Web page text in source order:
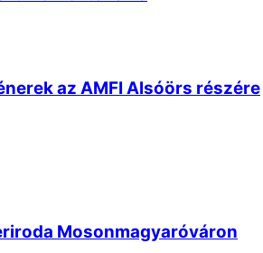
az AMFI Alsóörs részére
Mosonmagyaróváron